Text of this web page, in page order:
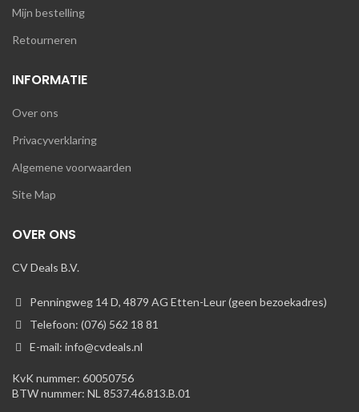
Mijn bestelling
Retourneren
INFORMATIE
Over ons
Privacyverklaring
Algemene voorwaarden
Site Map
OVER ONS
CV Deals B.V.
Penningweg 14 D, 4879 AG Etten-Leur (geen bezoekadres)
Telefoon: (076) 562 18 81
E-mail: info@cvdeals.nl
KvK nummer: 60050756
BTW nummer: NL 8537.46.813.B.01